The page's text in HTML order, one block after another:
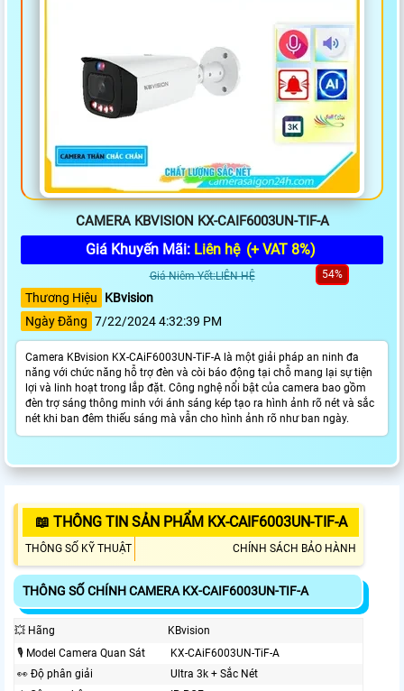
CAMERA KBVISION KX-CAIF6003UN-TIF-A
Giá Khuyến Mãi: Liên hệ (+ VAT 8%)
Giá Niêm Yết:LIÊN HỆ 54%
Thương Hiệu
KBvision
Ngày Đăng 7/22/2024 4:32:39 PM
Camera KBvision KX-CAiF6003UN-TiF-A là một giải pháp an ninh đa
năng với chức năng hỗ trợ đèn và còi báo động tại chỗ mang lại sự tiện
lợi và linh hoạt trong lắp đặt. Công nghệ nổi bật của camera bao gồm
đèn trợ sáng thông minh với ánh sáng kép tạo ra hình ảnh rõ nét và sắc
nét khi ban đêm thiếu sáng mà vẫn cho hình ảnh rõ như ban ngày.
📖 THÔNG TIN SẢN PHẨM KX-CAIF6003UN-TIF-A
THÔNG SỐ KỸ THUẬT CHÍNH SÁCH BẢO HÀNH
THÔNG SỐ CHÍNH CAMERA KX-CAIF6003UN-TIF-A
💥 Hãng
KBvision
🎙 Model Camera Quan Sát
KX-CAiF6003UN-TiF-A
️👀 Độ phân giải
Ultra 3k + Sắc Nét